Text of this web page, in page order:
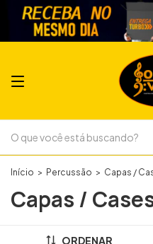
Início > Percussão > Capas /
Capas /
ORDENAR